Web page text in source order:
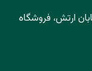
ارتش، فروشگاه